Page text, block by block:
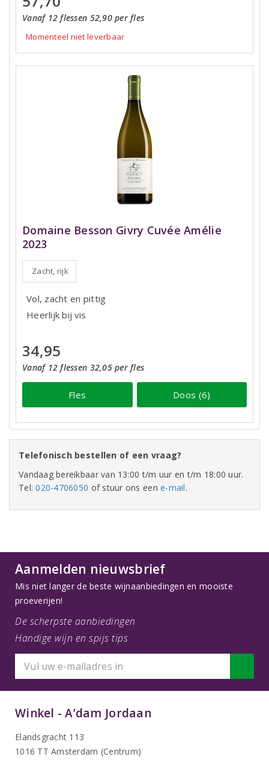
Vanaf 12 flessen 52,90 per fles
Momenteel niet leverbaar
Domaine Besson Givry Cuvée Amélie
2023
Zacht, rijk
Vol, zacht en pittig
Heerlijk bij vis
34,95
Vanaf 12 flessen 32,05 per fles
Fles Doos (6)
Telefonisch bestellen of een vraag?
Vandaag bereikbaar van 13:00 t/m uur en t/m 18:00 uur.
Tel:020-4706050 of stuur ons eene-mail.
Aanmelden nieuwsbrief
Mis niet langer de beste wijnaanbiedingen en mooiste
proeverijen!
De scherpste aanbiedingen
Handige wijn en spijs tips
Winkel - A’dam Jordaan
Elandsgracht 113
1016 TT Amsterdam (Centrum)